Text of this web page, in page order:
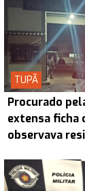
TUPÃ
Procurado
extensa ficha
observava